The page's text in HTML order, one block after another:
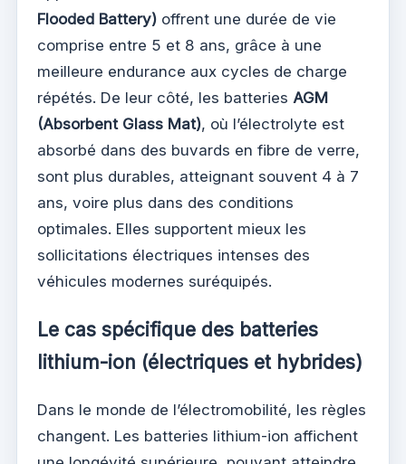
Flooded Battery) offrent une durée de vie
comprise entre 5 et 8 ans, grâce à une
meilleure endurance aux cycles de charge
répétés. De leur côté, les batteries AGM
(Absorbent Glass Mat), où l’électrolyte est
absorbé dans des buvards en fibre de verre,
sont plus durables, atteignant souvent 4 à 7
ans, voire plus dans des conditions
optimales. Elles supportent mieux les
sollicitations électriques intenses des
véhicules modernes suréquipés.
Le cas spécifique des batteries
lithium-ion (électriques et hybrides)
Dans le monde de l’électromobilité, les règles
changent. Les batteries lithium-ion affichent